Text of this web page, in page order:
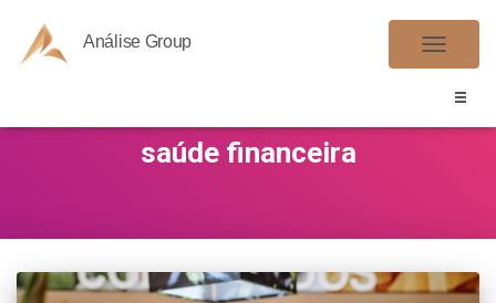
Análise Group
saúde financeira